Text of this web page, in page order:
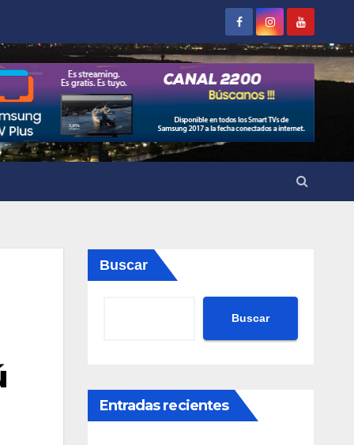
Buscar
Buscar
Entradas recientes